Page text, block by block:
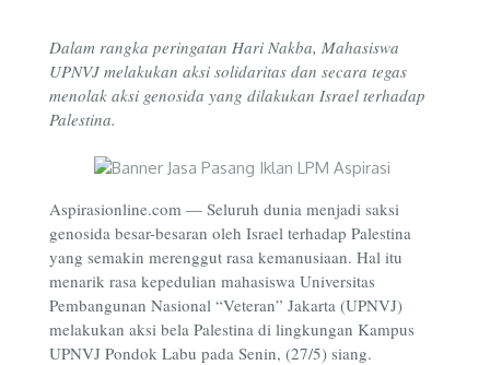
Dalam rangka peringatan Hari Nakba, Mahasiswa
UPNVJ melakukan aksi solidaritas dan secara tegas
menolak aksi genosida yang dilakukan Israel terhadap
Palestina.
Aspirasionline.com — Seluruh dunia menjadi saksi
genosida besar-besaran oleh Israel terhadap Palestina
yang semakin merenggut rasa kemanusiaan. Hal itu
menarik rasa kepedulian mahasiswa Universitas
Pembangunan Nasional “Veteran” Jakarta (UPNVJ)
melakukan aksi bela Palestina di lingkungan Kampus
UPNVJ Pondok Labu pada Senin, (27/5) siang.